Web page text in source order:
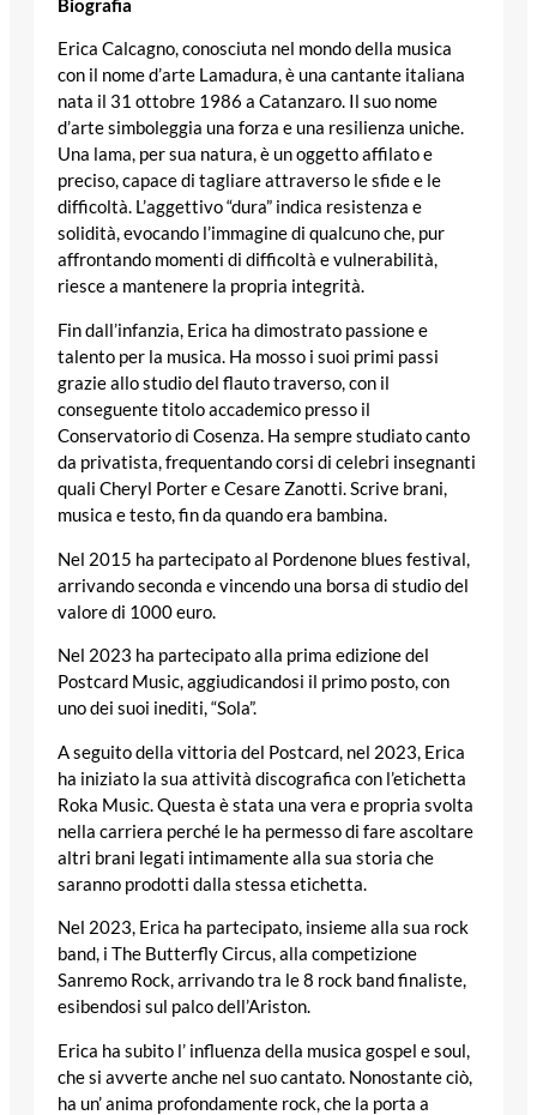
Biografia
Erica Calcagno, conosciuta nel mondo della musica
con il nome d’arte Lamadura, è una cantante italiana
nata il 31 ottobre 1986 a Catanzaro. Il suo nome
d’arte simboleggia una forza e una resilienza uniche.
Una lama, per sua natura, è un oggetto affilato e
preciso, capace di tagliare attraverso le sfide e le
difficoltà. L’aggettivo “dura” indica resistenza e
solidità, evocando l’immagine di qualcuno che, pur
affrontando momenti di difficoltà e vulnerabilità,
riesce a mantenere la propria integrità.
Fin dall’infanzia, Erica ha dimostrato passione e
talento per la musica. Ha mosso i suoi primi passi
grazie allo studio del flauto traverso, con il
conseguente titolo accademico presso il
Conservatorio di Cosenza. Ha sempre studiato canto
da privatista, frequentando corsi di celebri insegnanti
quali Cheryl Porter e Cesare Zanotti. Scrive brani,
musica e testo, fin da quando era bambina.
Nel 2015 ha partecipato al Pordenone blues festival,
arrivando seconda e vincendo una borsa di studio del
valore di 1000 euro.
Nel 2023 ha partecipato alla prima edizione del
Postcard Music, aggiudicandosi il primo posto, con
uno dei suoi inediti, “Sola”.
A seguito della vittoria del Postcard, nel 2023, Erica
ha iniziato la sua attività discografica con l’etichetta
Roka Music. Questa è stata una vera e propria svolta
nella carriera perché le ha permesso di fare ascoltare
altri brani legati intimamente alla sua storia che
saranno prodotti dalla stessa etichetta.
Nel 2023, Erica ha partecipato, insieme alla sua rock
band, i The Butterfly Circus, alla competizione
Sanremo Rock, arrivando tra le 8 rock band finaliste,
esibendosi sul palco dell’Ariston.
Erica ha subito l’ influenza della musica gospel e soul,
che si avverte anche nel suo cantato. Nonostante ciò,
ha un’ anima profondamente rock, che la porta a